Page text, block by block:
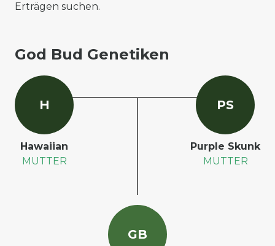
Erträgen suchen.
God Bud Genetiken
GB
H
Hawaiian
MUTTER
PS
Purple Skunk
MUTTER